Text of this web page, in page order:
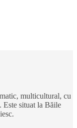
multicultural, cu
Este situat la Băile